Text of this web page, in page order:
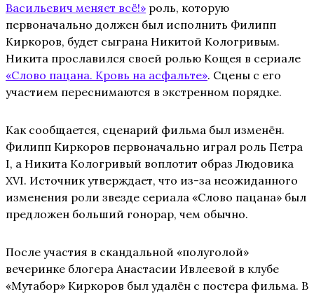
Васильевич меняет всё!» роль, которую
первоначально должен был исполнить Филипп
Киркоров, будет сыграна Никитой Кологривым.
Никита прославился своей ролью Кощея в сериале
«Слово пацана. Кровь на асфальте». Сцены с его
участием переснимаются в экстренном порядке.
Как сообщается, сценарий фильма был изменён.
Филипп Киркоров первоначально играл роль Петра
I, а Никита Кологривый воплотит образ Людовика
XVI. Источник утверждает, что из-за неожиданного
изменения роли звезде сериала «Слово пацана» был
предложен больший гонорар, чем обычно.
После участия в скандальной «полуголой»
вечеринке блогера Анастасии Ивлеевой в клубе
«Мутабор» Киркоров был удалён с постера фильма. В